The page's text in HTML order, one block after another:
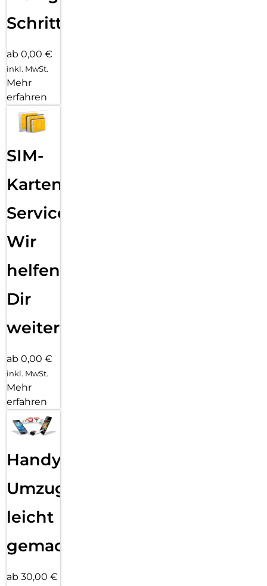
Schritten
ab 0,00 €
inkl. MwSt.
Mehr
erfahren
SIM-
Karten
Service:
Wir
helfen
Dir
weiter
ab 0,00 €
inkl. MwSt.
Mehr
erfahren
Handy
Umzug
leicht
gemacht!
ab 30,00 €